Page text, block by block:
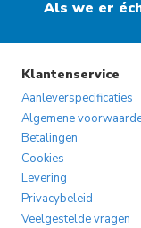
Als we er
Klantenservice
Aanleverspecificaties
Algemene
Betalingen
Cookies
Levering
Privacybeleid
Veelgestelde vragen